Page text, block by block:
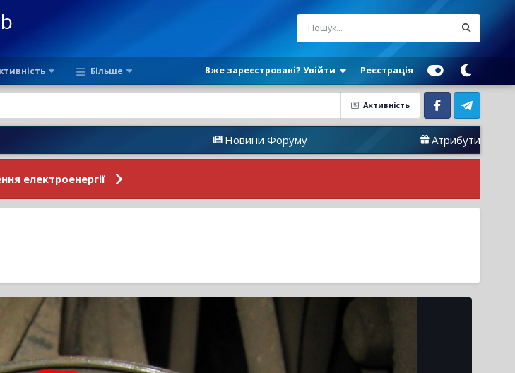
Більше Вже зареєстровані? Увійти Реєстрація
Активність
Facebook Telegram
Новини Форуму Атрибутика
електроенергії